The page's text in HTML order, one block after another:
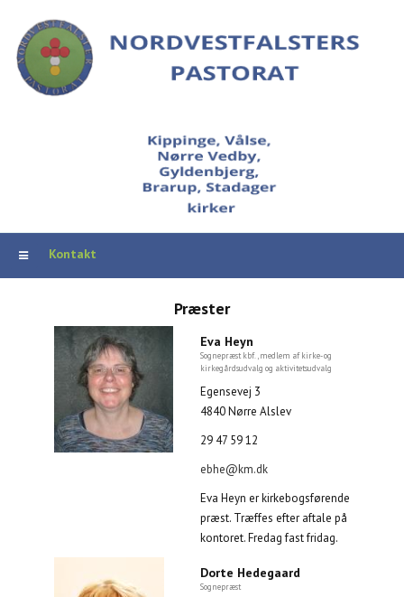
Kontakt
Præster
Eva Heyn
Sognepræst kbf., medlem af kirke- og
kirkegårdsudvalg og aktivitetsudvalg
Egensevej 3
4840 Nørre Alslev
29 47 59 12
ebhe@km.dk
Eva Heyn er kirkebogsførende
præst. Træffes efter aftale på
kontoret. Fredag fast fridag.
Dorte Hedegaard
Sognepræst